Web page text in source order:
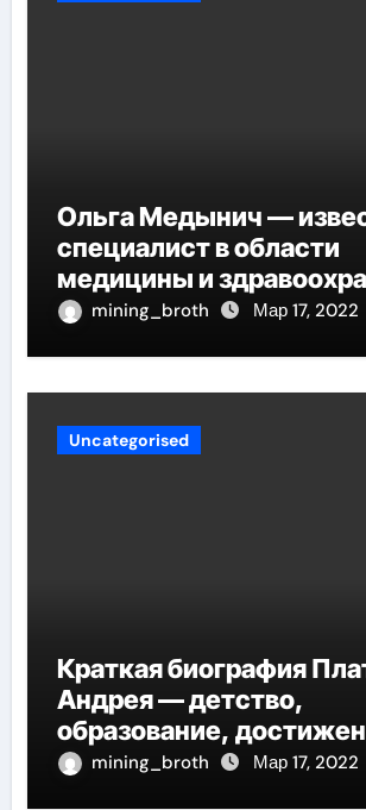
Ольга Медынич —
специалист в области
медицины и
автор многочисленных
mining_broth Мар 17, 2022
Uncategorised
Краткая биография
Андрея — детство,
образование,
русской литературы
mining_broth Мар 17, 2022